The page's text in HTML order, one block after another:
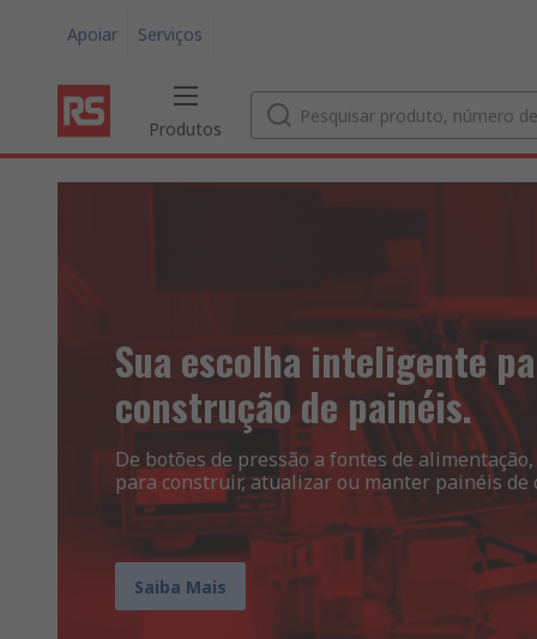
Apoiar Serviços
Produtos
Sua escolha inteligente
construção de painéis.
De botões de pressão a fontes de
para construir, atualizar ou manter painéis de
Saiba Mais